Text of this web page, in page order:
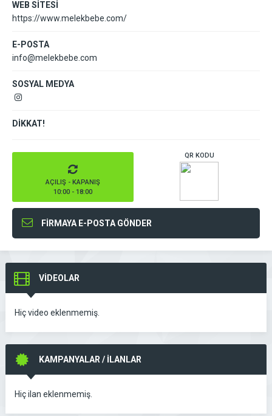
WEB SİTESİ
https://www.melekbebe.com/
E-POSTA
info@melekbebe.com
SOSYAL MEDYA
DİKKAT!
AÇILIŞ - KAPANIŞ
10:00 - 18:00
QR KODU
FİRMAYA E-POSTA GÖNDER
VİDEOLAR
Hiç video eklenmemiş.
KAMPANYALAR / İLANLAR
Hiç ilan eklenmemiş.